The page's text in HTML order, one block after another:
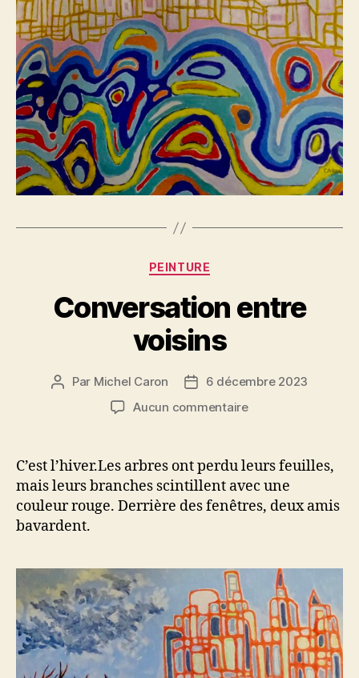
Catégories
PEINTURE
Conversation entre
voisins
Auteur
Par Michel Caron
Date6 décembre 2023
Aucun commentairesur
voisins
C’est l’hiver.Les arbres ont perdu leurs feuilles,
mais leurs branches scintillent avec une
couleur rouge. Derrière des fenêtres, deux amis
bavardent.